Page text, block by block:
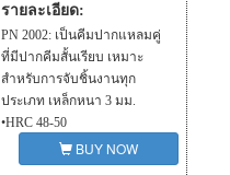
รายละเอียด:
PN 2002: เป็นคีมปากแหลมคู่
ที่มีปากคีมสั้นเรียบ เหมาะ
สำหรับการจับชิ้นงานทุก
ประเภท เหล็กหนา 3 มม.
•HRC 48-50
•น้ำหนัก 78g ความยาว
146mm
BUY NOW